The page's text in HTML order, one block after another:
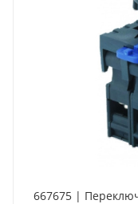
667675 |